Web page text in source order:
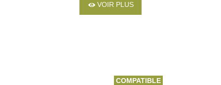
VOIR PLUS
COMPATIBLE